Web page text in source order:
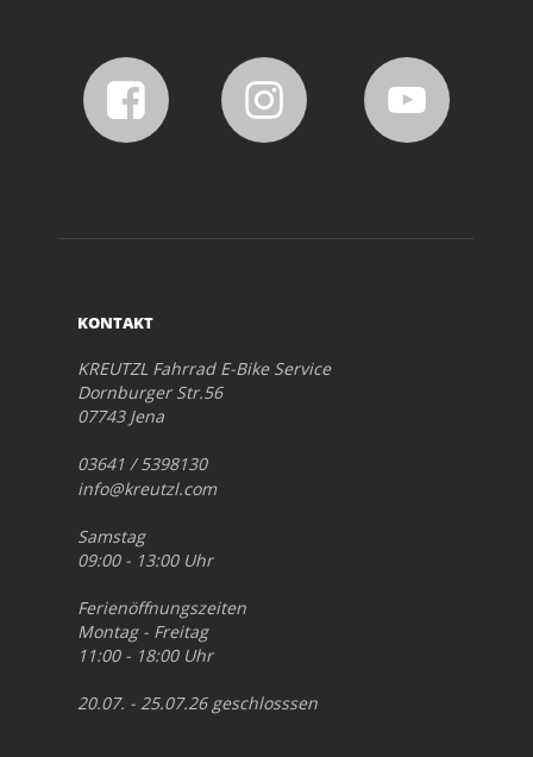
KONTAKT
KREUTZL Fahrrad E-Bike Service
Dornburger Str.56
07743 Jena
03641 / 5398130
info@kreutzl.com
Samstag
09:00 - 13:00 Uhr
Ferienöffnungszeiten
Montag - Freitag
11:00 - 18:00 Uhr
20.07. - 25.07.26 geschlosssen